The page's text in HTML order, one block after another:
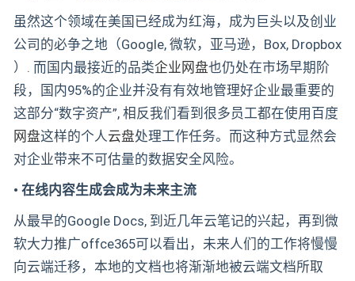
虽然这个领域在美国已经成为红海，成为巨头以及创业
公司的必争之地（Google, 微软，亚马逊，Box, Dropbox
）. 而国内最接近的品类企业网盘也仍处在市场早期阶
段，国内95%的企业并没有有效地管理好企业最重要的
这部分“数字资产”, 相反我们看到很多员工都在使用百度
网盘这样的个人云盘处理工作任务。而这种方式显然会
对企业带来不可估量的数据安全风险。
• 在线内容生成会成为未来主流
从最早的Google Docs, 到近几年云笔记的兴起，再到微
软大力推广offce365可以看出，未来人们的工作将慢慢
向云端迁移，本地的文档也将渐渐地被云端文档所取